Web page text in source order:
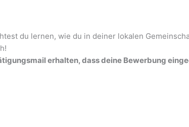
du lernen, wie du in deiner lokalen
erhalten, dass deine Bewerbung